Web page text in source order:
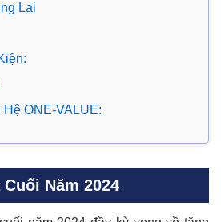
Lai
ONE-VALUE:
Năm 2024